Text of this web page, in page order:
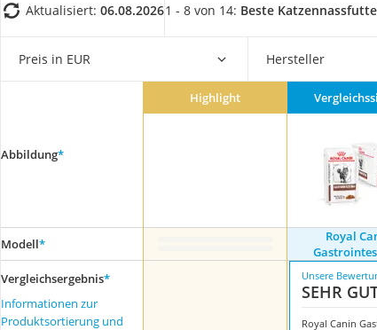
Mineralfutter
Aktualisiert: 06.08.20261 - 8 von 14: Beste
Preis in EUR Hersteller
Abbildung*
Highlight
Modell*
Royal
Vergleichsergebnis*
Informationen zur
Produktsortierung und
Unsere
SEHR